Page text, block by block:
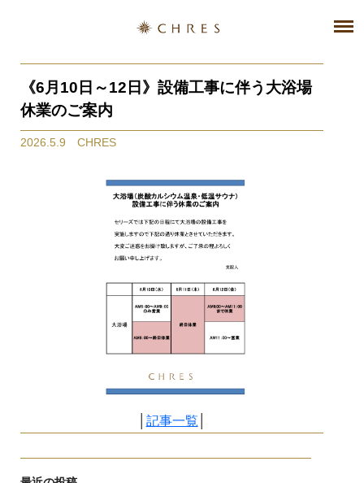
《6月10日～12日》設備工事に伴う大浴場
休業のご案内
2026.5.9 CHRES
記事一覧